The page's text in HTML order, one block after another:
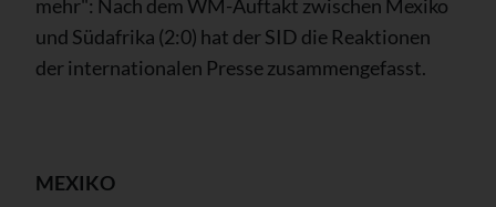
mehr": Nach dem WM-Auftakt zwischen Mexiko
und Südafrika (2:0) hat der SID die Reaktionen
der internationalen Presse zusammengefasst.
MEXIKO